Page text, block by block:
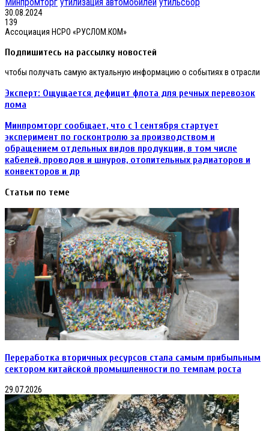
30.08.2024
139
Ассоциация НСРО «РУСЛОМ.КОМ»
Подпишитесь на рассылку новостей
чтобы получать самую актуальную информацию о событиях в отрасли
Эксперт:
Ощущается
дефицит
флота
для
речных
перевозок
лома
Эксперт: Ощущается дефицит флота для речных перевозок
лома
Минпромторг
сообщает,
что
с
1
сентября
эксперимент
госконтролю
за
производством
и
обращением
отдельных
видов
продукции,
том
числе
кабелей,
проводов
отопительных
радиаторов
и
и
др
Минпромторг сообщает, что с 1 сентября стартует
эксперимент по госконтролю за производством и
обращением отдельных видов продукции, в том числе
кабелей, проводов и шнуров, отопительных радиаторов и
конвекторов и др
Статьи по теме
Переработка вторичных ресурсов стала самым прибыльным
сектором китайской промышленности по темпам роста
29.07.2026